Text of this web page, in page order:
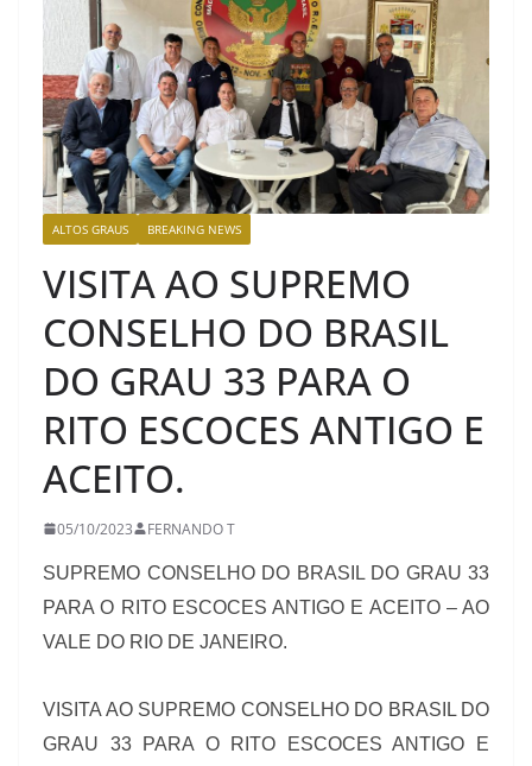
ALTOS GRAUS BREAKING NEWS
VISITA AO SUPREMO
CONSELHO DO BRASIL
DO GRAU 33 PARA O
RITO ESCOCES ANTIGO E
ACEITO.
05/10/2023 FERNANDO T
SUPREMO CONSELHO DO BRASIL DO GRAU 33
PARA O RITO ESCOCES ANTIGO E ACEITO – AO
VALE DO RIO DE JANEIRO.
VISITA AO SUPREMO CONSELHO DO BRASIL DO
GRAU 33 PARA O RITO ESCOCES ANTIGO E